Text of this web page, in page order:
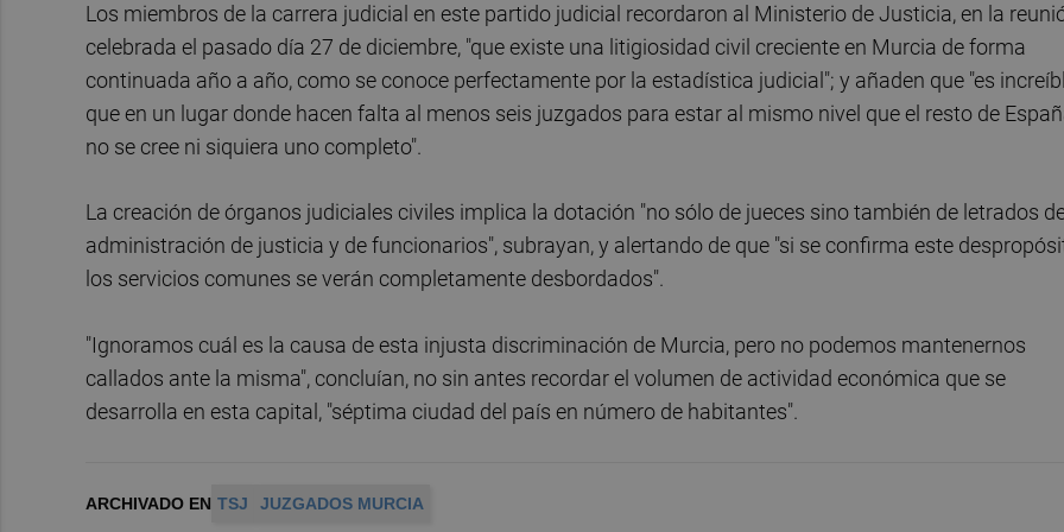
Los miembros de la carrera judicial en este partido judicial recordaron al Ministerio de Justicia, en la
celebrada el pasado día 27 de diciembre, "que existe una litigiosidad civil creciente en Murcia de forma
continuada año a año, como se conoce perfectamente por la estadística judicial"; y añaden que "es
que en un lugar donde hacen falta al menos seis juzgados para estar al mismo nivel que el resto de
no se cree ni siquiera uno completo".
La creación de órganos judiciales civiles implica la dotación "no sólo de jueces sino también de letrados
administración de justicia y de funcionarios", subrayan, y alertando de que "si se confirma este
los servicios comunes se verán completamente desbordados".
"Ignoramos cuál es la causa de esta injusta discriminación de Murcia, pero no podemos mantenernos
callados ante la misma", concluían, no sin antes recordar el volumen de actividad económica que se
desarrolla en esta capital, "séptima ciudad del país en número de habitantes".
ARCHIVADO EN TSJ JUZGADOS MURCIA